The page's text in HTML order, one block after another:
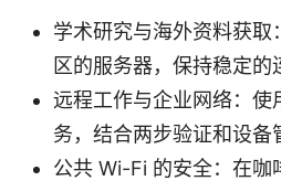
学术研究与海外资料获取
区的服务器，保持稳定的
远程工作与企业网络：使
务，结合两步验证和设备
公共 Wi-Fi 的安全：在咖